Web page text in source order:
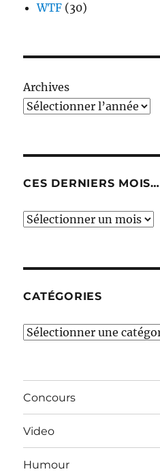
WTF (30)
Archives
CES DERNIERS MOIS…
Ces
CATÉGORIES
Catégories
Concours
Video
Humour